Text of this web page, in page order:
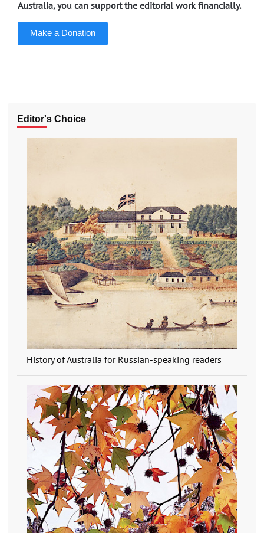
Australia, you can support the editorial work financially.
Make a Donation
Editor's Choice
History of Australia for Russian-speaking readers